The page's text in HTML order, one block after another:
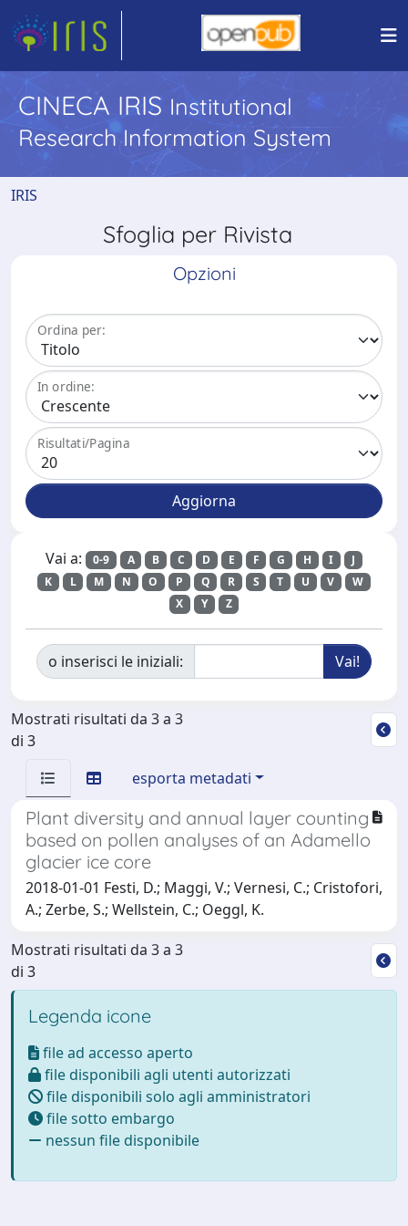
CINECA IRIS Institutional
Research Information System
IRIS
Sfoglia per Rivista
Opzioni
Ordina per:
In ordine:
Risultati/Pagina
Vai a: 0-9 A B C D E F G H I
J
K
L M N O P Q R S T U V
W
X
Y Z
o inserisci le iniziali:
Mostrati risultati da 3 a 3
di 3
esporta metadati
Plant diversity and annual layer counting
based on pollen analyses of an Adamello
glacier ice core
2018-01-01 Festi, D.; Maggi, V.; Vernesi, C.; Cristofori,
A.; Zerbe, S.; Wellstein, C.; Oeggl, K.
Mostrati risultati da 3 a 3
di 3
Legenda icone
file ad accesso aperto
file disponibili agli utenti autorizzati
file disponibili solo agli amministratori
file sotto embargo
nessun file disponibile